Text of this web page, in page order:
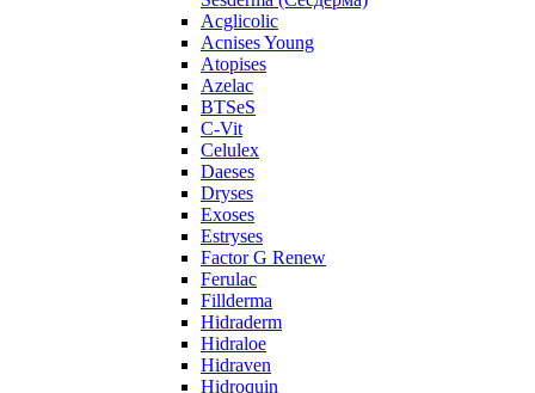
Acglicolic
Acnises Young
Atopises
Azelac
BTSeS
C‑Vit
Celulex
Daeses
Dryses
Exoses
Estryses
Factor G Renew
Ferulac
Fillderma
Hidraderm
Hidraloe
Hidraven
Hidroquin